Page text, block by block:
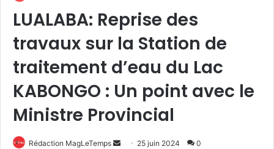
LUALABA: Reprise des
travaux sur la Station de
traitement d’eau du Lac
KABONGO : Un point avec le
Ministre Provincial
Rédaction MagLeTemps
Envoyer25 juin 2024 0